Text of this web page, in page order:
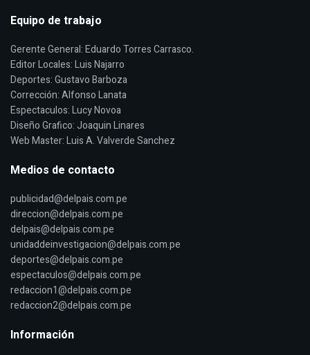
Equipo de trabajo
Gerente General: Eduardo Torres Carrasco.
Editor Locales: Luis Najarro
Deportes: Gustavo Barboza
Corrección: Alfonso Lanata
Espectaculos: Lucy Novoa
Diseño Grafico: Joaquin Linares
Web Master: Luis A. Valverde Sanchez
Medios de contacto
publicidad@delpais.com.pe
direccion@delpais.com.pe
delpais@delpais.com.pe
unidaddeinvestigacion@delpais.com.pe
deportes@delpais.com.pe
espectaculos@delpais.com.pe
redaccion1@delpais.com.pe
redaccion2@delpais.com.pe
Información